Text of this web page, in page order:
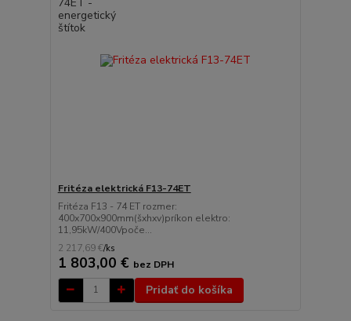
Fritéza elektrická F13-74ET
Fritéza F13 - 74 ET rozmer:
400x700x900mm(šxhxv)príkon elektro:
11,95kW/400Vpoče...
2 217,69 €/ks
1 803,00 € bez DPH
Pridať do košíka